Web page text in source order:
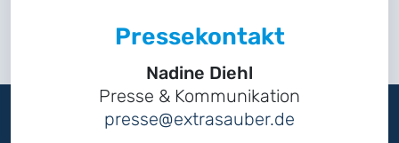
Pressekontakt
Nadine Diehl
Presse & Kommunikation
presse@extrasauber.de